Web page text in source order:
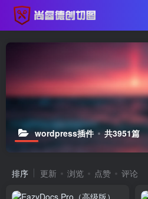
wordpress插件 共3951篇
排序 更新 浏览 点赞 评论